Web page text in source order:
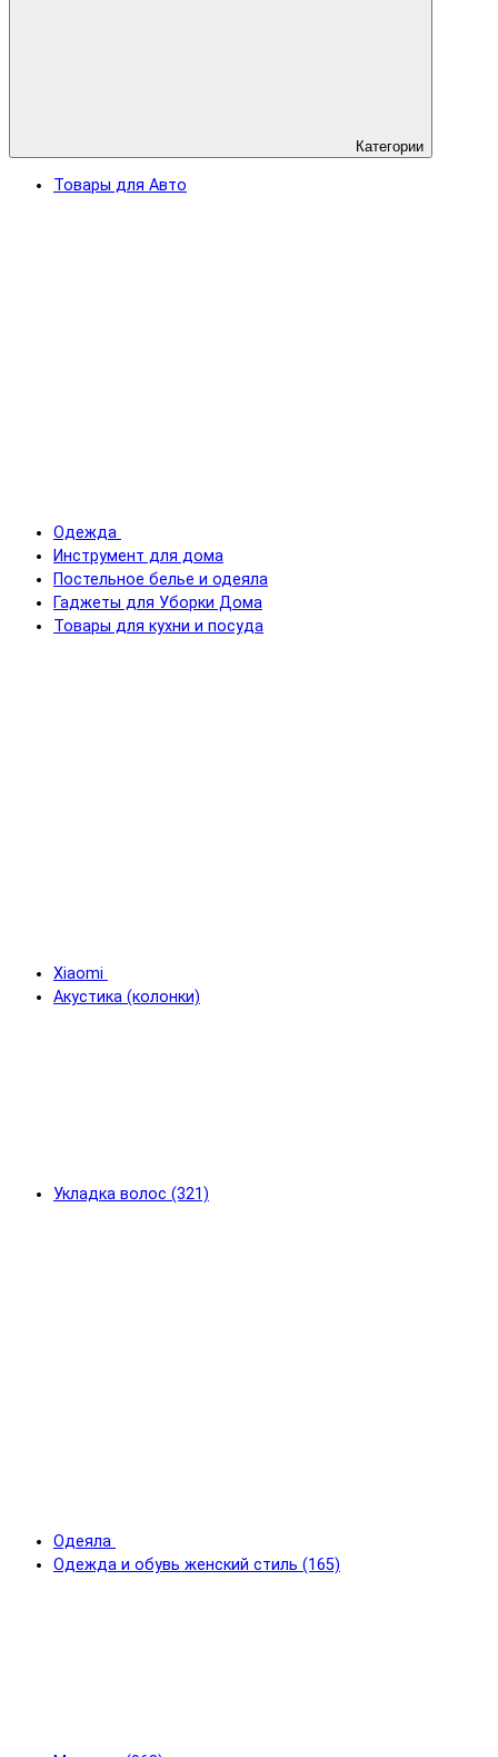
Категории
Товары для Авто
Одежда
Инструмент для дома
Постельное белье и одеяла
Гаджеты для Уборки Дома
Товары для кухни и посуда
Xiaomi
Акустика (колонки)
Укладка волос (321)
Одеяла
Одежда и обувь женский стиль (165)